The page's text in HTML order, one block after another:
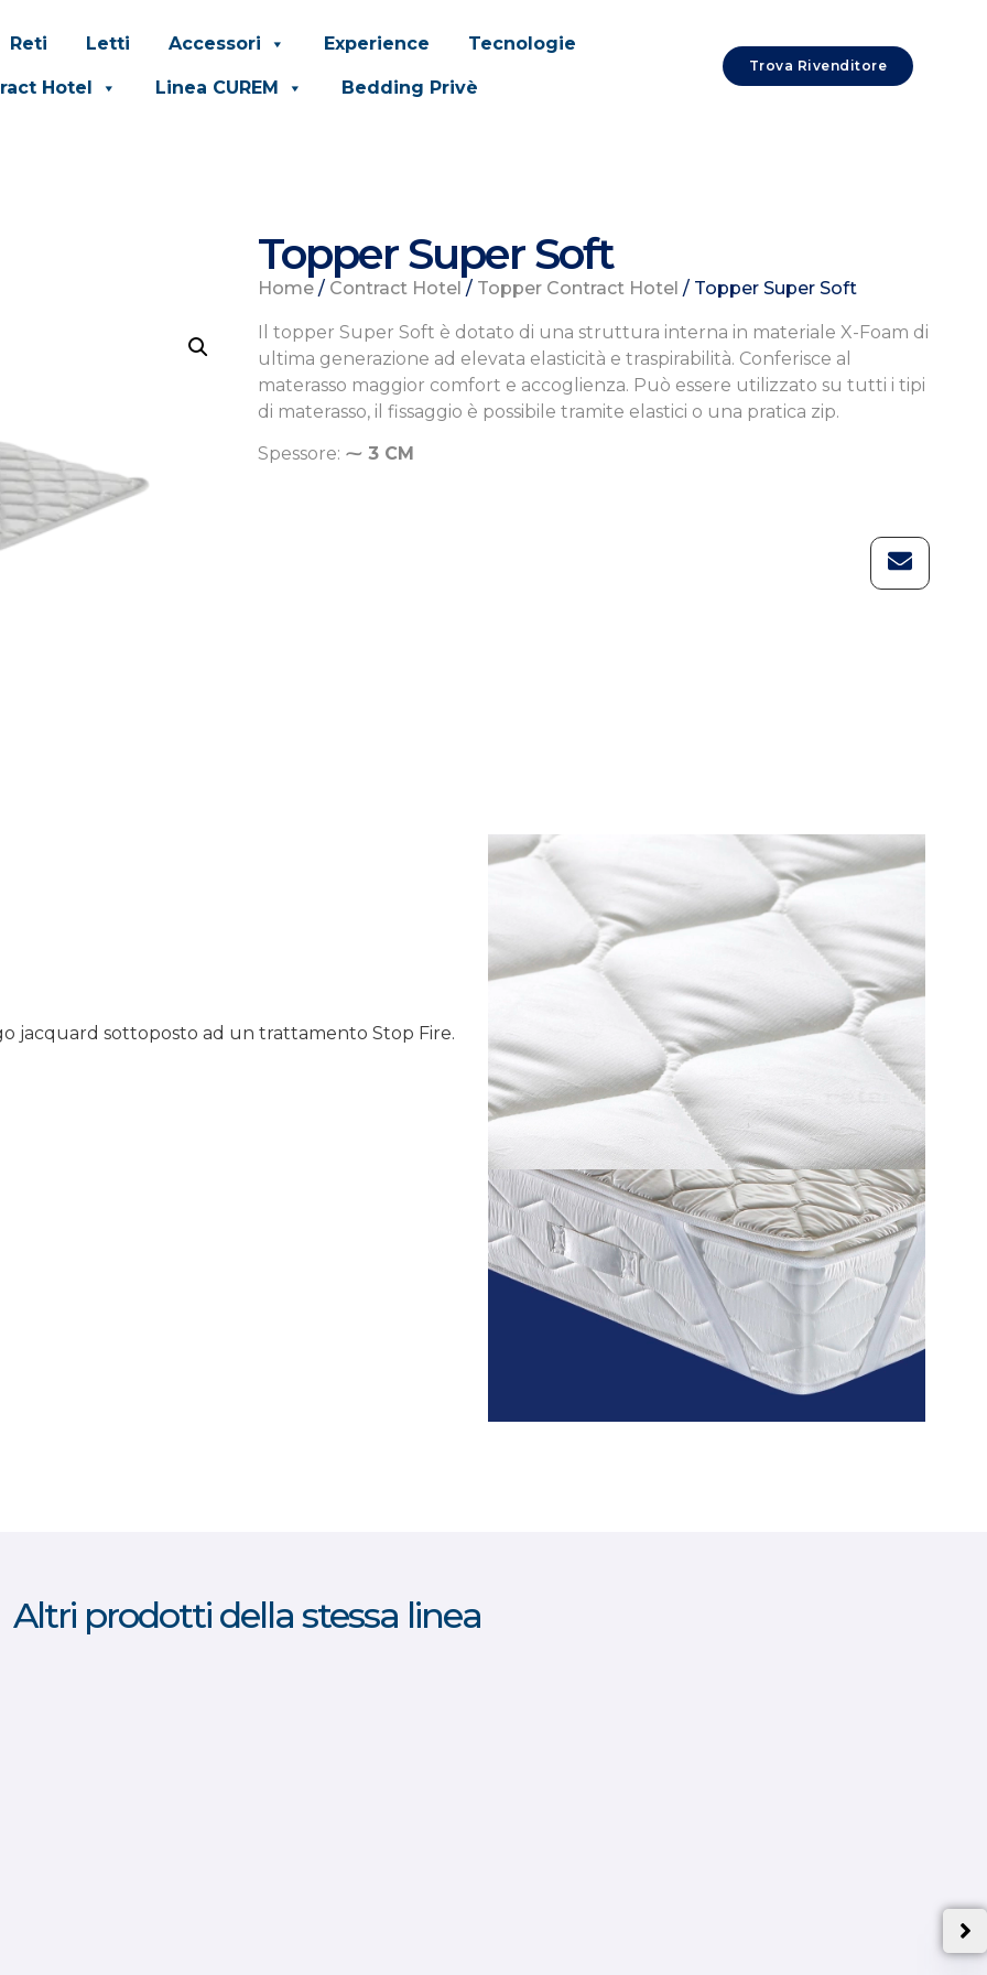
Reti Letti Accessori Experience Tecnologie
Hotel Linea CUREM Bedding Privè
Trova Rivenditore
Topper Super Soft
Home / Contract Hotel / Topper Contract Hotel / Topper Super Soft
Il topper Super Soft è dotato di una struttura interna in materiale X-Foam di
ultima generazione ad elevata elasticità e traspirabilità. Conferisce al
materasso maggior comfort e accoglienza. Può essere utilizzato su tutti i tipi
di materasso, il fissaggio è possibile tramite elastici o una pratica zip.
Spessore: ⁓ 3 CM
jacquard sottoposto ad un trattamento Stop Fire.
Altri prodotti della stessa linea